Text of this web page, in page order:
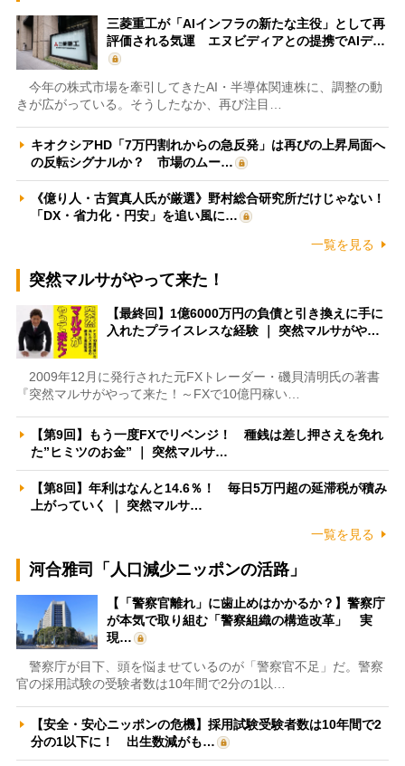
三菱重工が「AIインフラの新たな主役」として再
評価される気運 エヌビディアとの提携でAIデ…
今年の株式市場を牽引してきたAI・半導体関連株に、調整の動
きが広がっている。そうしたなか、再び注目…
キオクシアHD「7万円割れからの急反発」は再びの上昇局面へ
の反転シグナルか？ 市場のムー…
《億り人・古賀真人氏が厳選》野村総合研究所だけじゃない！
「DX・省力化・円安」を追い風に…
一覧を見る
突然マルサがやって来た！
【最終回】1億6000万円の負債と引き換えに手に
入れたプライスレスな経験 ｜ 突然マルサがや…
2009年12月に発行された元FXトレーダー・磯貝清明氏の著書
『突然マルサがやって来た！～FXで10億円稼い…
【第9回】もう一度FXでリベンジ！ 種銭は差し押さえを免れ
た”ヒミツのお金” ｜ 突然マルサ…
【第8回】年利はなんと14.6％！ 毎日5万円超の延滞税が積み
上がっていく ｜ 突然マルサ…
一覧を見る
河合雅司「人口減少ニッポンの活路」
【「警察官離れ」に歯止めはかかるか？】警察庁
が本気で取り組む「警察組織の構造改革」 実
現…
警察庁が目下、頭を悩ませているのが「警察官不足」だ。警察
官の採用試験の受験者数は10年間で2分の1以…
【安全・安心ニッポンの危機】採用試験受験者数は10年間で2
分の1以下に！ 出生数減がも…